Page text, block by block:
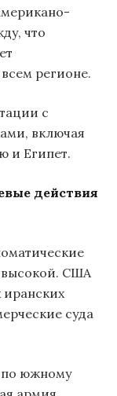
что
регионе.
с
включая
и Египет.
действия
высокой. США
иранских
суда
по южному